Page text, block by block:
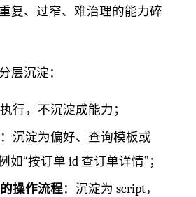
复、过窄、难治理的能力碎
层沉淀：
行，不沉淀成能力；
：沉淀为偏好、查询模板或
如“按订单 id 查订单详情”；
操作流程：沉淀为 script，